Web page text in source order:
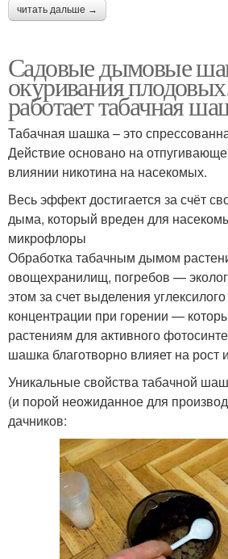
читать дальше →
Садовые дымовые
окуривания
работает табачная
Табачная шашка – это
Действие основано на
влиянии никотина на насекомых.
Весь эффект достигается за счёт
дыма, который вреден для
микрофлоры
Обработка табачным дымом
овощехранилищ, погребов —
этом за счет выделения
концентрации при горении —
растениям для активного
шашка благотворно влияет на рост
Уникальные свойства табачной
(и порой неожиданное для
дачников: